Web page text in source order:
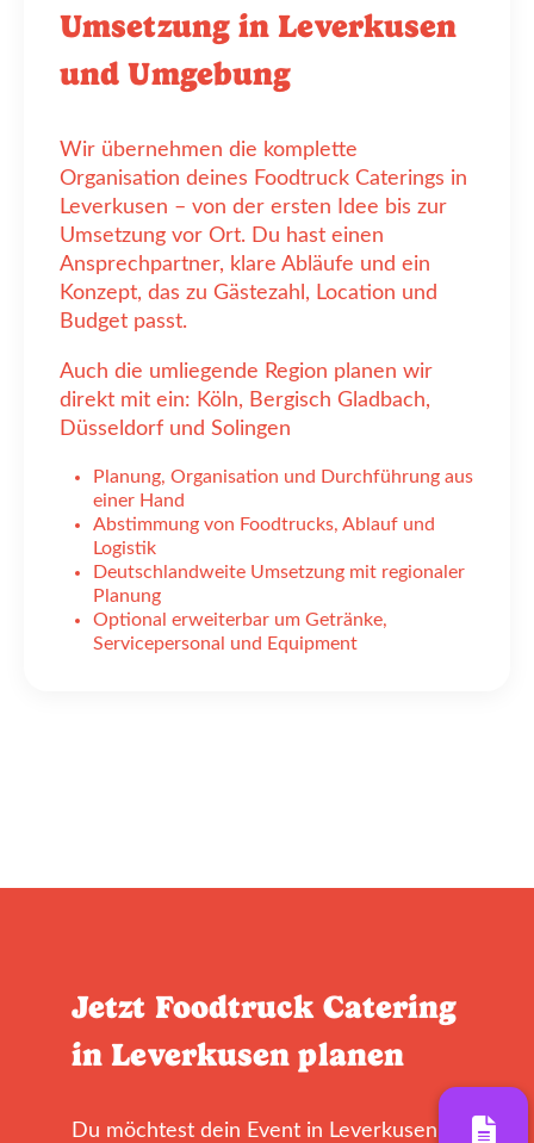
Umsetzung in Leverkusen
und Umgebung
Wir übernehmen die komplette
Organisation deines Foodtruck Caterings in
Leverkusen – von der ersten Idee bis zur
Umsetzung vor Ort. Du hast einen
Ansprechpartner, klare Abläufe und ein
Konzept, das zu Gästezahl, Location und
Budget passt.
Auch die umliegende Region planen wir
direkt mit ein: Köln, Bergisch Gladbach,
Düsseldorf und Solingen
Planung, Organisation und Durchführung aus
einer Hand
Abstimmung von Foodtrucks, Ablauf und
Logistik
Deutschlandweite Umsetzung mit regionaler
Planung
Optional erweiterbar um Getränke,
Servicepersonal und Equipment
Jetzt Foodtruck Catering
in Leverkusen planen
Du möchtest dein Event in Leverkusen